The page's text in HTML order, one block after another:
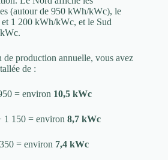
(autour de 950 kWh/kWc), le
1 200 kWh/kWc, et le Sud
production annuelle, vous avez
de :
= environ 10,5 kWc
1 150 = environ 8,7 kWc
= environ 7,4 kWc